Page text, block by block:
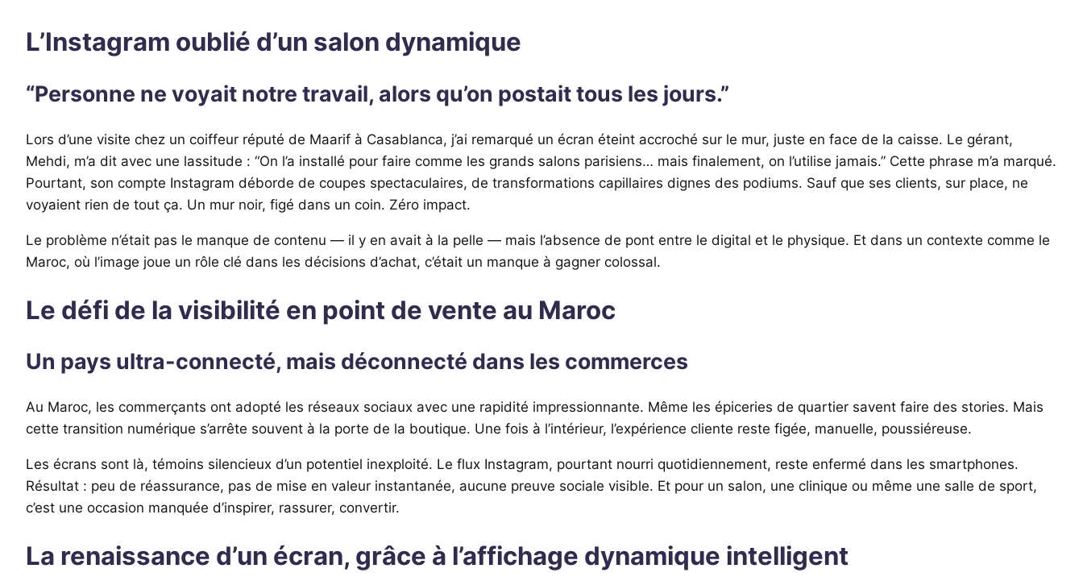
L’Instagram oublié d’un salon dynamique
“Personne ne voyait notre travail, alors qu’on postait tous les jours.”
Lors d’une visite chez un coiffeur réputé de Maarif à Casablanca, j’ai remarqué un écran éteint accroché sur le mur, juste en face de la caisse. Le gérant,
Mehdi, m’a dit avec une lassitude : “On l’a installé pour faire comme les grands salons parisiens… mais finalement, on l’utilise jamais.” Cette phrase m’a marqué.
Pourtant, son compte Instagram déborde de coupes spectaculaires, de transformations capillaires dignes des podiums. Sauf que ses clients, sur place, ne
voyaient rien de tout ça. Un mur noir, figé dans un coin. Zéro impact.
Le problème n’était pas le manque de contenu — il y en avait à la pelle — mais l’absence de pont entre le digital et le physique. Et dans un contexte comme le
Maroc, où l’image joue un rôle clé dans les décisions d’achat, c’était un manque à gagner colossal.
Le défi de la visibilité en point de vente au Maroc
Un pays ultra-connecté, mais déconnecté dans les commerces
Au Maroc, les commerçants ont adopté les réseaux sociaux avec une rapidité impressionnante. Même les épiceries de quartier savent faire des stories. Mais
cette transition numérique s’arrête souvent à la porte de la boutique. Une fois à l’intérieur, l’expérience cliente reste figée, manuelle, poussiéreuse.
Les écrans sont là, témoins silencieux d’un potentiel inexploité. Le flux Instagram, pourtant nourri quotidiennement, reste enfermé dans les smartphones.
Résultat : peu de réassurance, pas de mise en valeur instantanée, aucune preuve sociale visible. Et pour un salon, une clinique ou même une salle de sport,
c’est une occasion manquée d’inspirer, rassurer, convertir.
La renaissance d’un écran, grâce à l’affichage dynamique intelligent